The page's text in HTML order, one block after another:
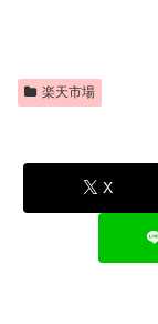
楽天市場
X